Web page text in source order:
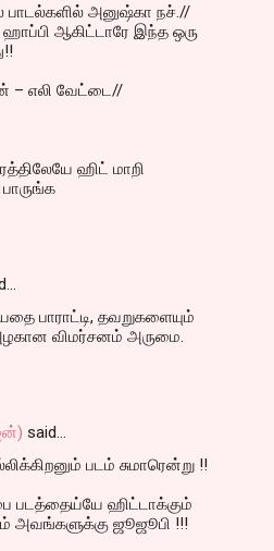
பாடல்களில் அனுஷ்கா நச்.//
ஆகிட்டாரே இந்த ஒரு
– எலி வேட்டை//
ஹிட் மாறி
பாருங்க
பாராட்டி, தவறுகளையும்
அழகான விமர்சனம் அருமை.
said…
படம் சுமாரென்று !!
படத்தைய்யே ஹிட்டாக்கும்
அவங்களுக்கு ஜூஜூபி !!!